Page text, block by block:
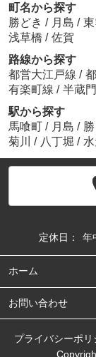
町名から探す
勝どき / 月島 /
浅草橋 / 佐賀
路線から探す
都営大江戸線 /
有楽町線 / 半蔵
駅から探す
馬喰町 / 月島 /
菊川
/ 八丁堀 /
定休日：
年
ホーム
お問い合わせ
プライバシーポリ